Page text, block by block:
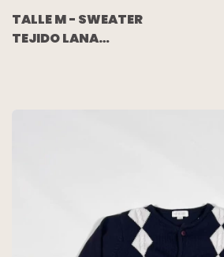
TALLE M - SWEATER
TEJIDO LANA